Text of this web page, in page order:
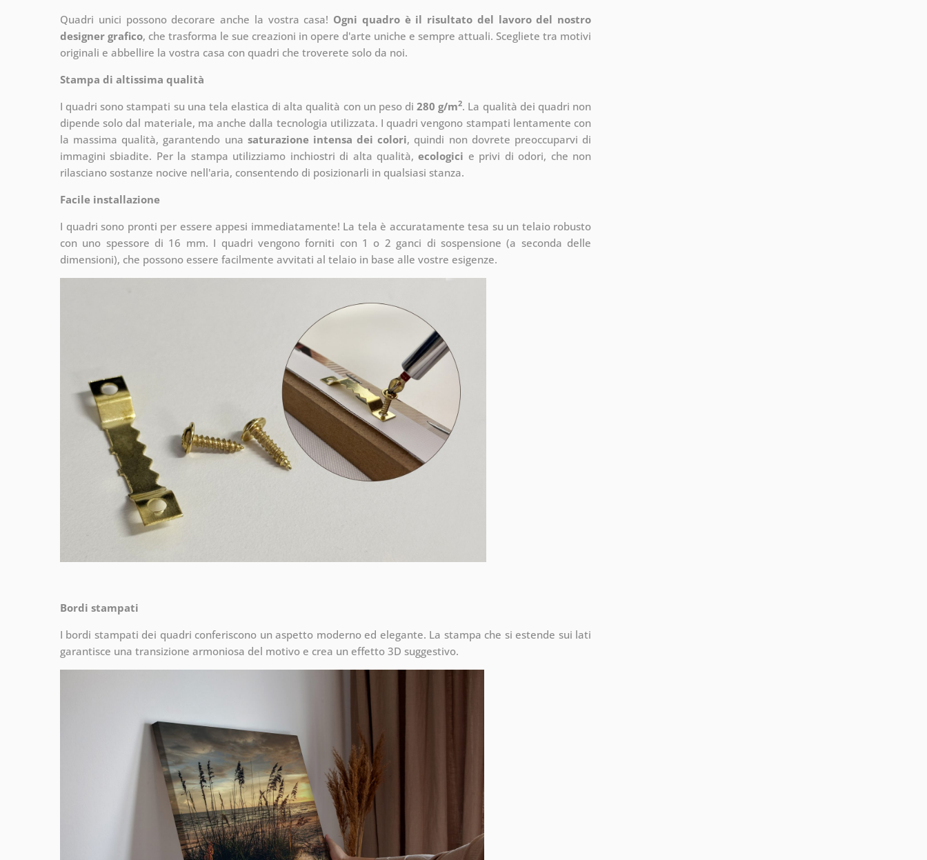
Quadri unici possono decorare anche la vostra casa! Ogni quadro è il risultato del lavoro del nostro
designer grafico, che trasforma le sue creazioni in opere d'arte uniche e sempre attuali. Scegliete tra motivi
originali e abbellire la vostra casa con quadri che troverete solo da noi.
Stampa di altissima qualità
I quadri sono stampati su una tela elastica di alta qualità con un peso di280 g/m2. La qualità dei quadri non
dipende solo dal materiale, ma anche dalla tecnologia utilizzata. I quadri vengono stampati lentamente con
la massima qualità, garantendo una saturazione intensa dei colori, quindi non dovrete preoccuparvi di
immagini sbiadite. Per la stampa utilizziamo inchiostri di alta qualità,ecologici e privi di odori, che non
rilasciano sostanze nocive nell'aria, consentendo di posizionarli in qualsiasi stanza.
Facile installazione
I quadri sono pronti per essere appesi immediatamente! La tela è accuratamente tesa su un telaio robusto
con uno spessore di 16 mm. I quadri vengono forniti con 1 o 2 ganci di sospensione (a seconda delle
dimensioni), che possono essere facilmente avvitati al telaio in base alle vostre esigenze.
Bordi stampati
I bordi stampati dei quadri conferiscono un aspetto moderno ed elegante. La stampa che si estende sui lati
garantisce una transizione armoniosa del motivo e crea un effetto 3D suggestivo.